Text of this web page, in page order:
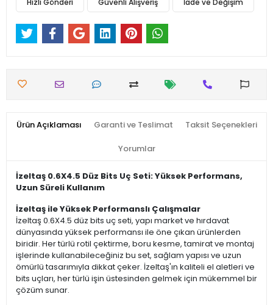
Ürün Açıklaması Garanti ve Teslimat Taksit Seçenekleri
Yorumlar
İzeltaş 0.6X4.5 Düz Bits Uç Seti: Yüksek Performans,
Uzun Süreli Kullanım
İzeltaş ile Yüksek Performanslı Çalışmalar
İzeltaş 0.6X4.5 düz bits uç seti, yapı market ve hırdavat
dünyasında yüksek performansı ile öne çıkan ürünlerden
biridir. Her türlü rotil çektirme, boru kesme, tamirat ve montaj
işlerinde kullanabileceğiniz bu set, sağlam yapısı ve uzun
ömürlü tasarımıyla dikkat çeker. İzeltaş'ın kaliteli el aletleri ve
bits uçları, her türlü işin üstesinden gelmek için mükemmel bir
çözüm sunar.